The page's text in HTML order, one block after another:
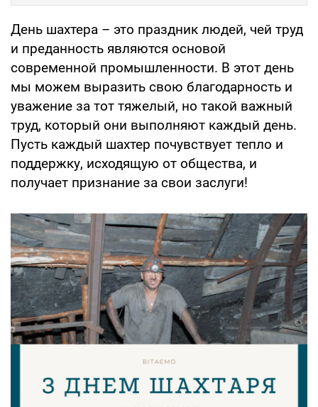
День шахтера – это праздник людей, чей труд
и преданность являются основой
современной промышленности. В этот день
мы можем выразить свою благодарность и
уважение за тот тяжелый, но такой важный
труд, который они выполняют каждый день.
Пусть каждый шахтер почувствует тепло и
поддержку, исходящую от общества, и
получает признание за свои заслуги!